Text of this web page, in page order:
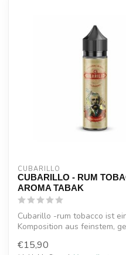
CUBARILLO
CUBARILLO - RUM
AROMA TABAK
Cubarillo -rum tobacco ist
Komposition aus feinstem,
€15,90